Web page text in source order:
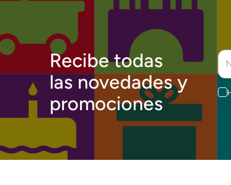
Recibe todas
las novedades y
promociones